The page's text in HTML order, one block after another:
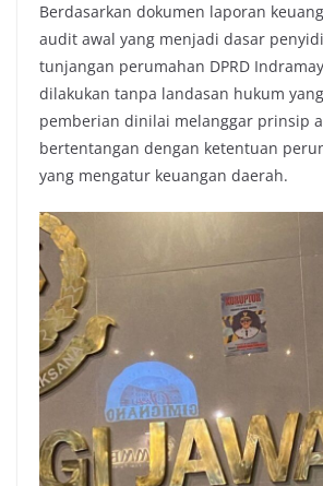
Berdasarkan dokumen laporan
audit awal yang menjadi dasar
tunjangan perumahan DPRD
dilakukan tanpa landasan hukum
pemberian dinilai melanggar prinsip
bertentangan dengan ketentuan
yang mengatur keuangan daerah.